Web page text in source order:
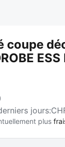
coupe
ESS
jours:
plus